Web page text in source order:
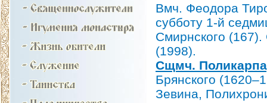
Вмч. Феодора
субботу 1-й
Смирнского
(1998).
Сщмч.
Брянского
Зевина,